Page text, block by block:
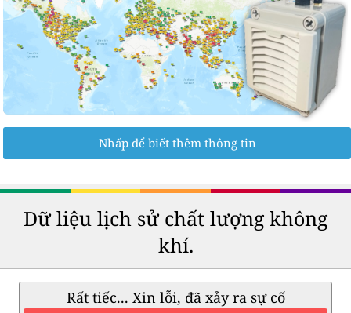
Nhấp để biết thêm thông tin
Dữ liệu lịch sử chất lượng không
khí.
Rất tiếc... Xin lỗi, đã xảy ra sự cố